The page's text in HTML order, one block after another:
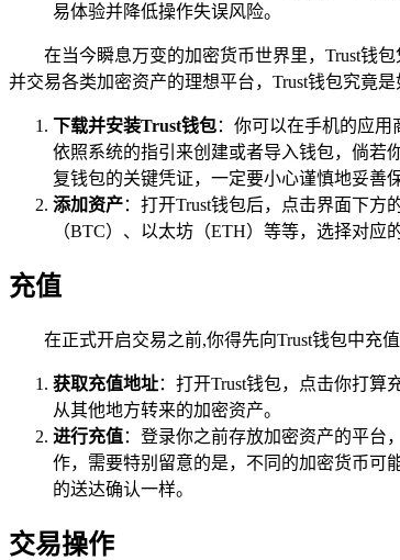
易体验并降低操作失误风险。
在当今瞬息万变的加密货币世界里，Trust钱
并交易各类加密资产的理想平台，Trust钱包究竟
下载并安装Trust钱包：你可以在手机的应用
依照系统的指引来创建或者导入钱包，倘若
复钱包的关键凭证，一定要小心谨慎地妥善
添加资产：打开Trust钱包后，点击界面下
（BTC）、以太坊（ETH）等等，选择对
充值
在正式开启交易之前,你得先向Trust钱包中充值
获取充值地址：打开Trust钱包，点击你打
从其他地方转来的加密资产。
进行充值：登录你之前存放加密资产的平台
作，需要特别留意的是，不同的加密货币可
的送达确认一样。
交易操作